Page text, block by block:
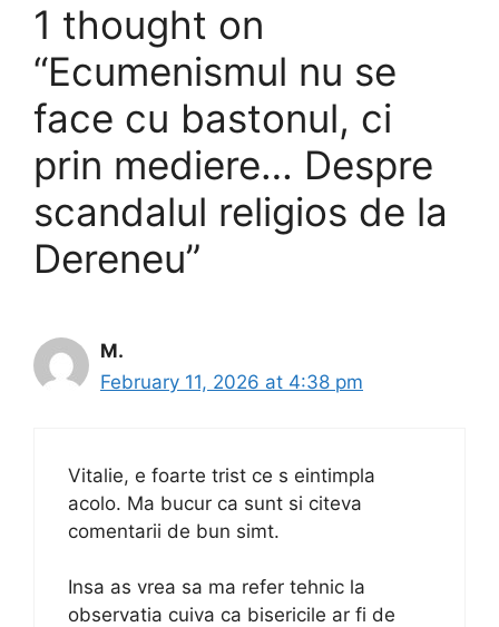
1 thought on
“Ecumenismul nu se
face cu bastonul, ci
prin mediere… Despre
scandalul religios de la
Dereneu”
M.
February 11, 2026 at 4:38 pm
Vitalie, e foarte trist ce s eintimpla
acolo. Ma bucur ca sunt si citeva
comentarii de bun simt.
Insa as vrea sa ma refer tehnic la
observatia cuiva ca bisericile ar fi de